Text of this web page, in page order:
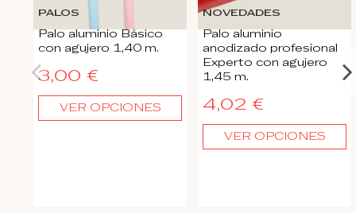
PALOS
Palo aluminio Básico
con agujero 1,40 m.
3,00 €
VER OPCIONES
NOVEDADES
Palo aluminio
anodizado profesional
Experto con agujero
1,45 m.
4,02 €
VER OPCIONES